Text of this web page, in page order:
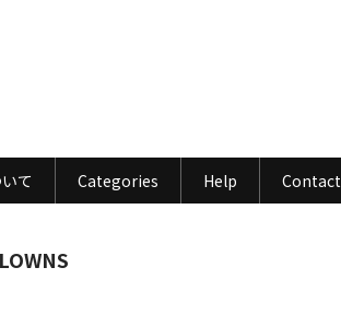
て Categories Help Contact